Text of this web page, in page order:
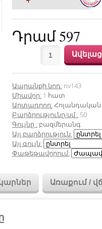
Դրամ 597
Ապրանքի կոդ: nv143
Միավոր: 1 հատ
Արտադրող: Հոլանդական
Բարձրությունը/սմ: 50
Գույնը : բազմերանգ
Այլ բարձրություն:
Այլ գույն:
Փաթեթավորում:
Առաքում /